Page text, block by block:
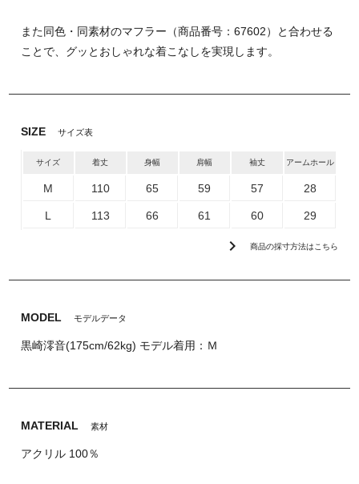
また同色・同素材のマフラー（商品番号：67602）と合わせる
ことで、グッとおしゃれな着こなしを実現します。
SIZE サイズ表
サイズ 着丈 身幅 肩幅 袖丈 アームホール
M 110 65 59 57 28
L 113 66 61 60 29
chevron_right 商品の採寸方法はこちら
MODEL モデルデータ
黒崎澪音(175cm/62kg) モデル着用：Ｍ
MATERIAL 素材
アクリル 100％